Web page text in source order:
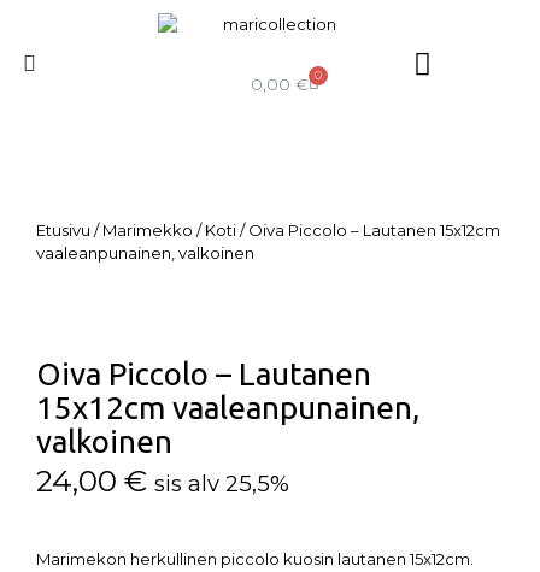
0,00 € 0
Etusivu /Marimekko /Koti/ Oiva Piccolo – Lautanen 15x12cm
vaaleanpunainen, valkoinen
Oiva Piccolo – Lautanen
15x12cm vaaleanpunainen,
valkoinen
24,00 € sis alv 25,5%
Marimekon herkullinen piccolo kuosin lautanen 15x12cm.